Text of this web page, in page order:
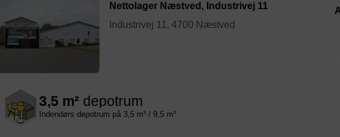
Nettolager Næstved, Industrivej 11
Industrivej 11, 4700 Næstved
3,5 m² depotrum
Indendørs depotrum på 3,5 m² / 9,5 m³